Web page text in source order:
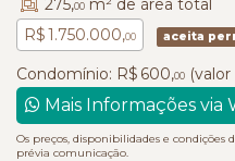
275,00 m² de área total
R$ 1.750.000,00 aceita
Condomínio: R$ 600,00
Mais Informações via
Os preços, disponibilidades e
prévia comunicação.